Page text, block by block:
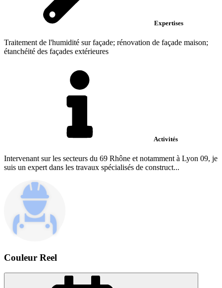
Expertises
Traitement de l'humidité sur façade; rénovation de façade maison;
étanchéité des façades extérieures
Activités
Intervenant sur les secteurs du 69 Rhône et notamment à Lyon 09, je
suis un expert dans les travaux spécialisés de construct...
Couleur Reel